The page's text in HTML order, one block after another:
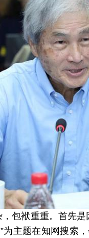
，包袱重重。首先
为主题在知网搜索